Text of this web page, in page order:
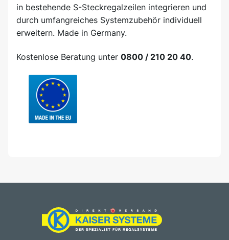
in bestehende S-Steckregalzeilen integrieren und
durch umfangreiches Systemzubehör individuell
erweitern. Made in Germany.
Kostenlose Beratung unter 0800 / 210 20 40.